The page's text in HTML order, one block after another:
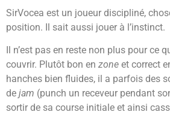
SirVocea est un joueur discipliné,
position. Il sait aussi jouer à l’instinct.
Il n’est pas en reste non plus pour ce
couvrir. Plutôt bon en zone et correct
hanches bien fluides, il a parfois des
de jam (punch un receveur pendant
sortir de sa course initiale et ainsi